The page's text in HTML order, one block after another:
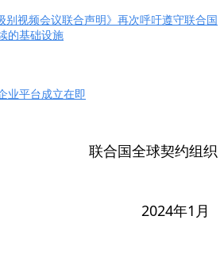
别视频会议联合声明》再次呼吁遵守联合国
的基础设施
业平台成立在即
联合国全球契约组织
2024年1月